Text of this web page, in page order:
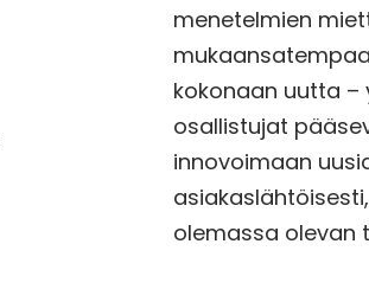
menetelmien
kokonaan uutta
osallistujat
innovoimaan
olemassa olevan